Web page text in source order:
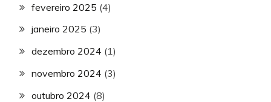
fevereiro 2025 (4)
janeiro 2025 (3)
dezembro 2024 (1)
novembro 2024 (3)
outubro 2024 (8)